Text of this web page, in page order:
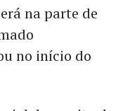
na parte de
no início do